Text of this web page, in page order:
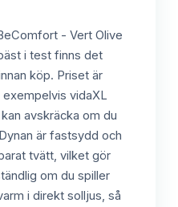
- Vert Olive
i test finns det
köp. Priset är
vidaXL
avskräcka om du
är fastsydd och
tvätt, vilket gör
om du spiller
i direkt solljus, så